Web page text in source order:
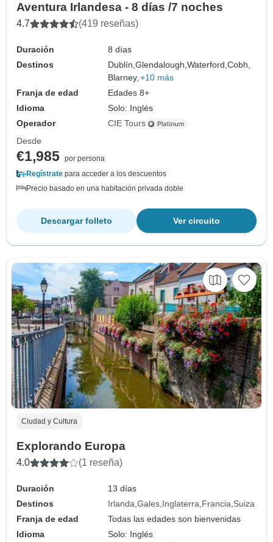
Aventura Irlandesa - 8 días /7 noches
4.7 (419 reseñas)
Duración
8 días
Destinos
Dublín,Glendalough,Waterford,Cobh,
Blarney, +10 más
Franja de edad
Edades 8+
Idioma
Solo: Inglés
Operador
CIE Tours
Desde
€1,985 por persona
Regístrate para acceder a los descuentos
Precio basado en una habitación privada doble
Ver circuito
Descargar folleto
Ciudad y Cultura
Explorando Europa
4.0 (1 reseña)
Duración
13 días
Destinos
Irlanda Gales Inglaterra Francia Suiza
Franja de edad
Todas las edades son bienvenidas
Idioma
Solo: Inglés